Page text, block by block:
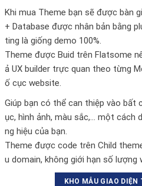
Khi mua Theme bạn sẽ được bàn
+ Database được nhân bản bằng
ting là giống demo 100%.
Theme được Buid trên Flatsome
ả UX builder trực quan theo từng
ố cục website.
Giúp bạn có thể can thiệp vào
ục, hình ảnh, màu sắc,… một cách
ng hiệu của bạn.
Theme được code trên Child
u domain, không giới hạn số lượng
KHO MẪU GIAO DIỆN